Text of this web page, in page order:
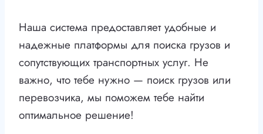
Наша система предоставляет удобные и
надежные платформы для поиска грузов и
сопутствующих транспортных услуг. Не
важно, что тебе нужно — поиск грузов или
перевозчика, мы поможем тебе найти
оптимальное решение!